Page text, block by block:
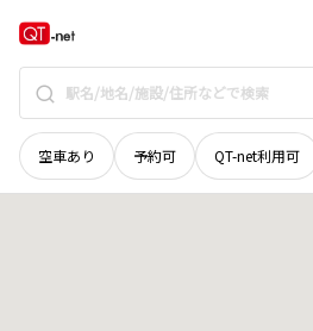
空車あり 予約可 QT-net利用可
宮城県